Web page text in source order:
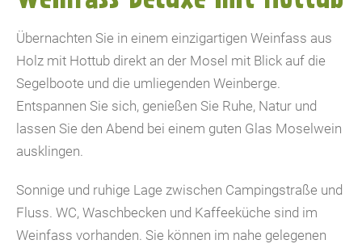
Übernachten Sie in einem einzigartigen Weinfass aus
Holz mit Hottub direkt an der Mosel mit Blick auf die
Segelboote und die umliegenden Weinberge.
Entspannen Sie sich, genießen Sie Ruhe, Natur und
lassen Sie den Abend bei einem guten Glas Moselwein
ausklingen.
Sonnige und ruhige Lage zwischen Campingstraße und
Fluss. WC, Waschbecken und Kaffeeküche sind im
Weinfass vorhanden. Sie können im nahe gelegenen